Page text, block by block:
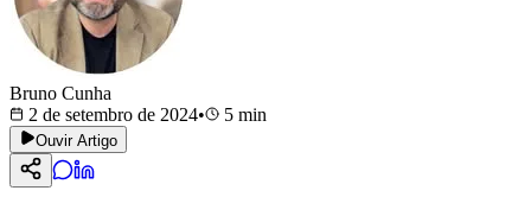
Bruno Cunha
2 de setembro de 2024• 5 min
Ouvir Artigo